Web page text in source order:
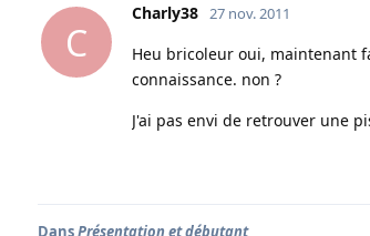
C
Charly38 27 nov. 2011
Heu bricoleur oui, maintenant
connaissance. non ?
J'ai pas envi de retrouver une
DansPrésentation et débutant